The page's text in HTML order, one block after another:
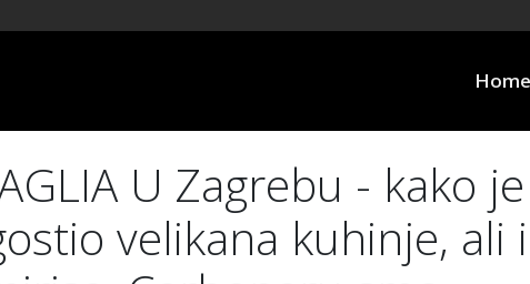
Home
U Zagrebu - kako je
velikana kuhinje, ali i